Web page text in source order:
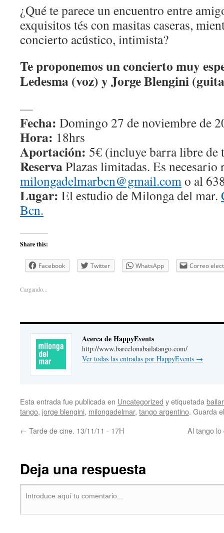
¿Qué te parece un encuentro entre
exquisitos tés con masitas caseras,
concierto acústico, intimista?
Te proponemos un concierto muy
Ledesma (voz) y Jorge Blengini
—
Fecha: Domingo 27 de noviembre de
Hora: 18hrs
Aportación: 5€ (incluye barra libre de
ReservaPlazas limitadas. Es necesario
milongadelmarbcn@gmail.como al
Lugar: El estudio de Milonga del mar.
Bcn.
Share this:
Facebook Twitter WhatsApp Correo
Cargando...
Acerca de HappyEvents
http://www.barcelonabailatango.com/
Ver todas las entradas por HappyEvents →
Esta entrada fue publicada en Uncategorized y etiquetada
tango, jorge blengini, milongadelmar, tango argentino. Guarda
← Tarde de cine. 13/11/11 - 17H Al tango lo
Deja una respuesta